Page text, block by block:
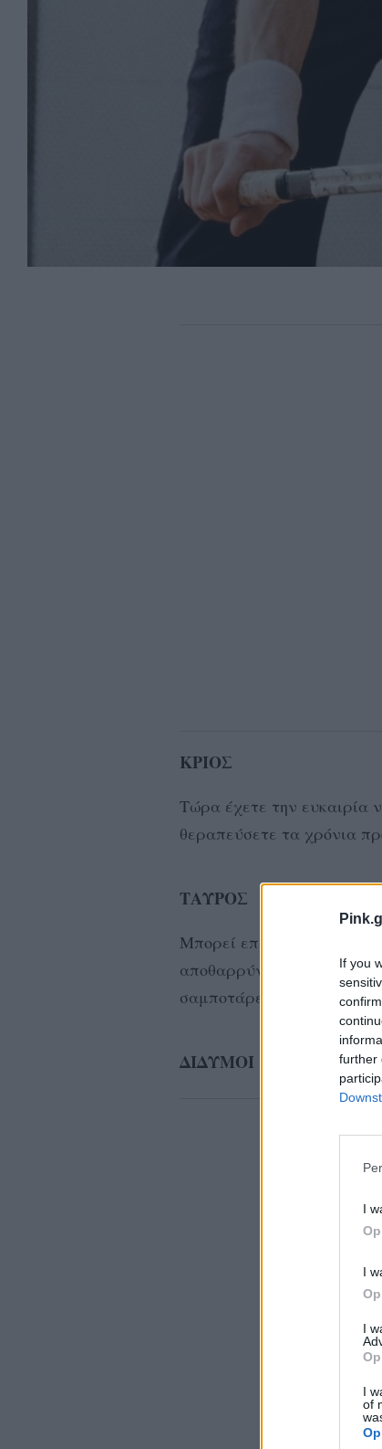
If you
further
I
I
I
I
of
ΚΡΙΟΣ
Τώρα έχετε την ευκαιρία
θεραπεύσετε τα χρόνια
ΤΑΥΡΟΣ
Μπορεί επίσης να ρίξετε
αποθαρρύνεστε ώστε να
σαμποτάρετε ασυνείδητα
ΔΙΔΥΜΟΙ